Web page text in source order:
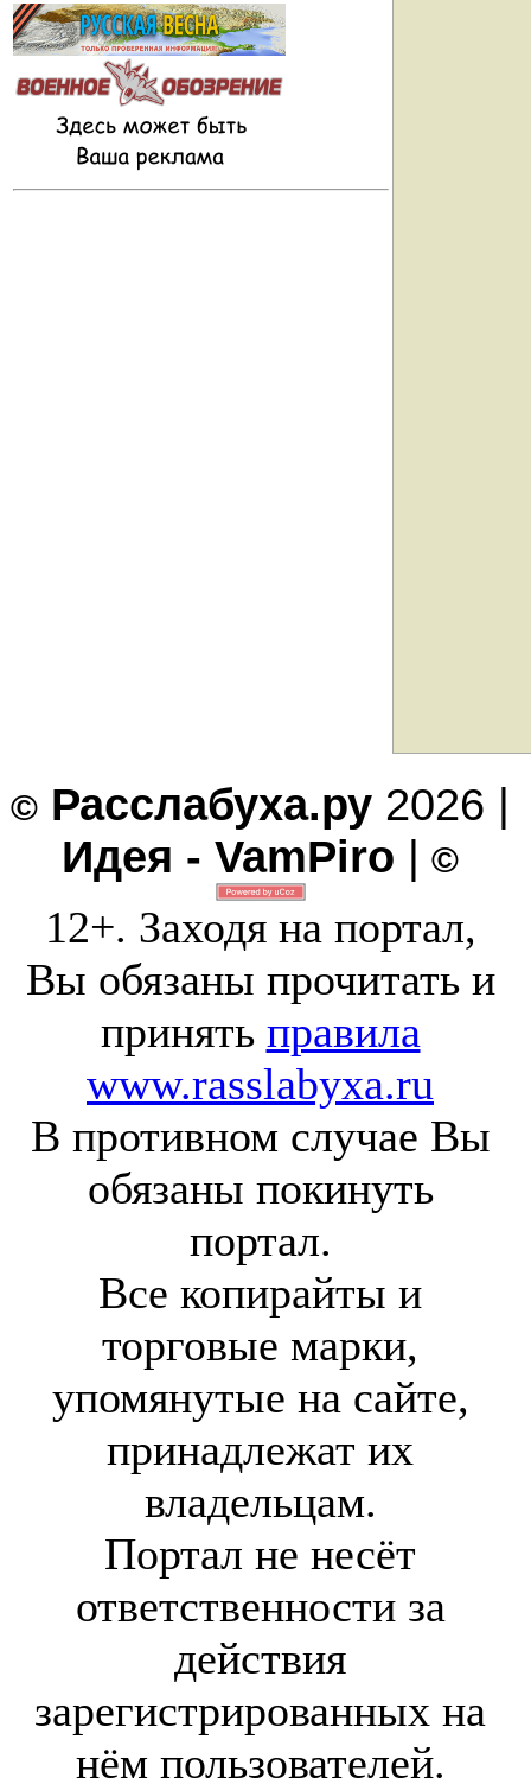
© Расслабуха.ру 2026 |
Идея - VamPiro | ©
12+. Заходя на портал,
Вы обязаны прочитать и
принять правила
www.rasslabyxa.ru
В противном случае Вы
обязаны покинуть
портал.
Все копирайты и
торговые марки,
упомянутые на сайте,
принадлежат их
владельцам.
Портал не несёт
ответственности за
действия
зарегистрированных на
нём пользователей.